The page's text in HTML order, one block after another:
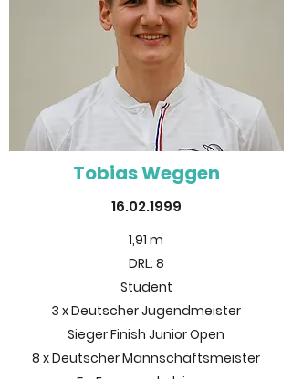
Tobias Weggen
16.02.1999
1,91 m
DRL: 8
Student
3 x Deutscher Jugendmeister
Sieger Finish Junior Open
8 x Deutscher Mannschaftsmeister